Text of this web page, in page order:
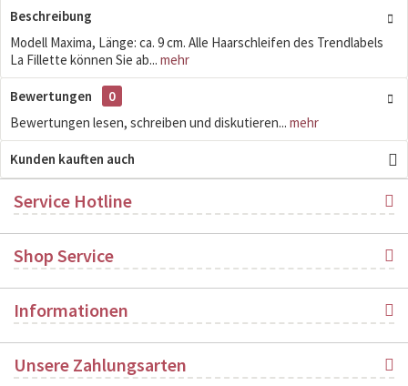
Beschreibung
Modell Maxima, Länge: ca. 9 cm. Alle Haarschleifen des Trendlabels
La Fillette können Sie ab... mehr
Bewertungen
0
Bewertungen lesen, schreiben und diskutieren... mehr
Kunden kauften auch
Service Hotline
Shop Service
Informationen
Unsere Zahlungsarten